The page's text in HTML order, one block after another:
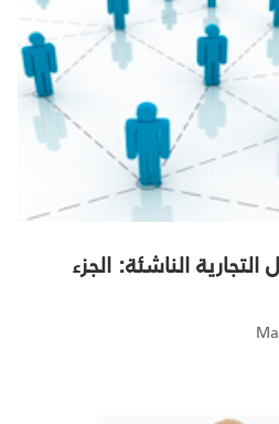
الناشئة: الجزء